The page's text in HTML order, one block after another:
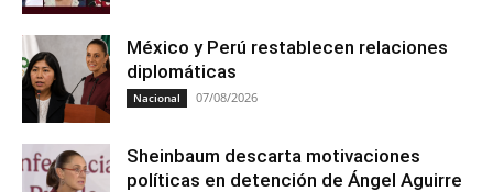
México y Perú restablecen relaciones
diplomáticas
Nacional 07/08/2026
Sheinbaum descarta motivaciones
políticas en detención de Ángel Aguirre